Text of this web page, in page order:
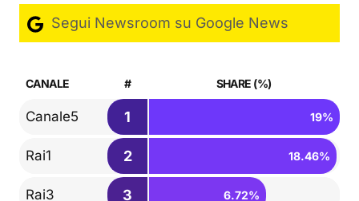
Segui Newsroom su Google News
CANALE # SHARE (%)
Canale5 1 19%
Rai1 2 18.46%
Rai3 3 6.72%